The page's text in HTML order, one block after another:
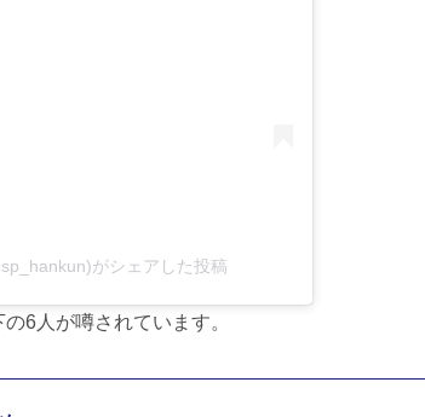
がシェアした投稿
6人が噂されています。